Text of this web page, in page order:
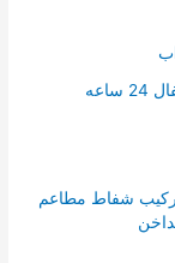
مداخن – فني مداخن هندي 66568837 تركيب شفاط مطاعم